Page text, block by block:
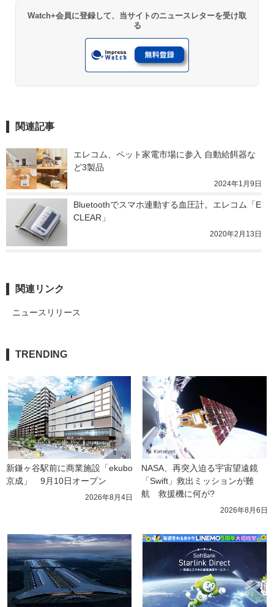
Watch+会員に登録して、当サイトのニュースレターを受け取
る
関連記事
エレコム、ペット家電市場に参入 自動給餌器な
ど3製品
2024年1月9日
Bluetoothでスマホ連動する血圧計。エレコム「E
CLEAR」
2020年2月13日
関連リンク
ニュースリリース
TRENDING
新鎌ヶ谷駅前に商業施設「ekubo
京成」　9月10日オープン
2026年8月4日
NASA、再突入迫る宇宙望遠鏡
「Swift」救出ミッションが難
航　救援機に何が?
2026年8月6日